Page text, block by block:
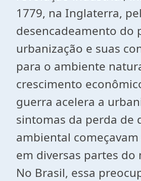
1779, na Inglaterra,
desencadeamento do
urbanização e suas
para o ambiente
crescimento
guerra acelera a
sintomas da perda de
ambiental
em diversas partes do
No Brasil, essa